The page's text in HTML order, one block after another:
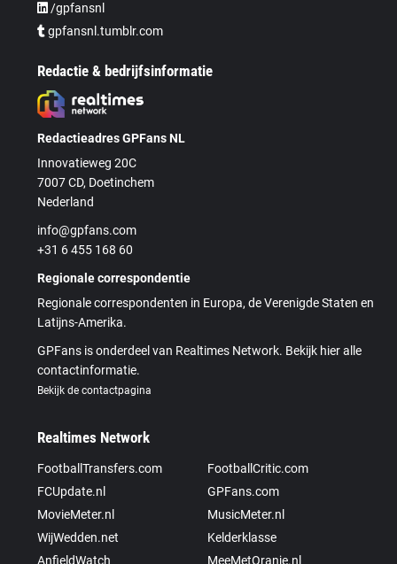
/gpfansnl
gpfansnl.tumblr.com
Redactie & bedrijfsinformatie
Redactieadres GPFans NL
Innovatieweg 20C
7007 CD, Doetinchem
Nederland
info@gpfans.com
+31 6 455 168 60
Regionale correspondentie
Regionale correspondenten in Europa, de Verenigde Staten en
Latijns-Amerika.
GPFans is onderdeel van Realtimes Network. Bekijk hier alle
contactinformatie.
Bekijk de contactpagina
Realtimes Network
FootballTransfers.com
FootballCritic.com
FCUpdate.nl
GPFans.com
MovieMeter.nl
MusicMeter.nl
WijWedden.net
Kelderklasse
AnfieldWatch
MeeMetOranje.nl